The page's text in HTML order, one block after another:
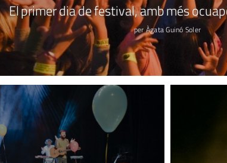
El primer dia de festival, amb més
per Àgata Guinó Soler